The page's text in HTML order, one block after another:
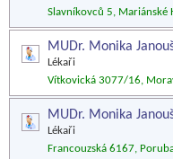
Slavníkovců 5, Mariánské
MUDr. Monika
Lékaři
Vítkovická 3077/16,
MUDr. Monika
Lékaři
Francouzská 6167,